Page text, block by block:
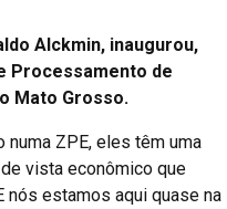
Alckmin, inaugurou,
Processamento de
Mato Grosso.
numa ZPE, eles têm uma
vista econômico que
nós estamos aqui quase na